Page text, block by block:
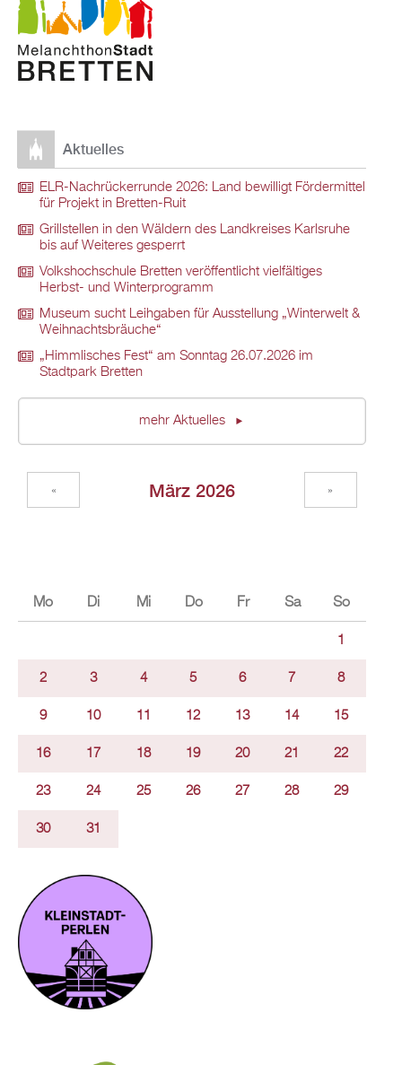
Aktuelles
ELR-Nachrückerrunde 2026: Land bewilligt Fördermittel
für Projekt in Bretten-Ruit
Grillstellen in den Wäldern des Landkreises Karlsruhe
bis auf Weiteres gesperrt
Volkshochschule Bretten veröffentlicht vielfältiges
Herbst- und Winterprogramm
Museum sucht Leihgaben für Ausstellung „Winterwelt &
Weihnachtsbräuche“
„Himmlisches Fest“ am Sonntag 26.07.2026 im
Stadtpark Bretten
mehr Aktuelles
März 2026
« »
Mo Di Mi Do Fr Sa So
1
2 3 4 5 6 7 8
9 10 11 12 13 14 15
16 17 18 19 20 21 22
23 24 25 26 27 28 29
30 31